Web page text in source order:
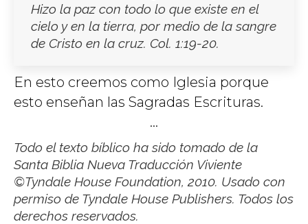
Hizo la paz con todo lo que existe en el
cielo y en la tierra, por medio de la sangre
de Cristo en la cruz. Col. 1:19-20.
En esto creemos como Iglesia porque
esto enseñan las Sagradas Escrituras.
…
Todo el texto bíblico ha sido tomado de la
Santa Biblia Nueva Traducción Viviente
©Tyndale House Foundation, 2010. Usado con
permiso de Tyndale House Publishers. Todos los
derechos reservados.